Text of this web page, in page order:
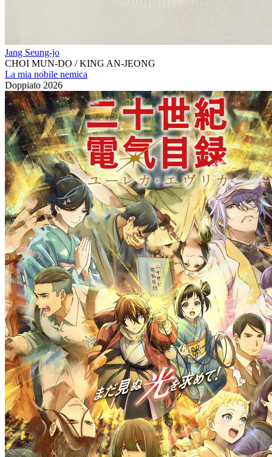
Jang Seung-jo
CHOI MUN-DO / KING AN-JEONG
La mia nobile nemica
Doppiato 2026